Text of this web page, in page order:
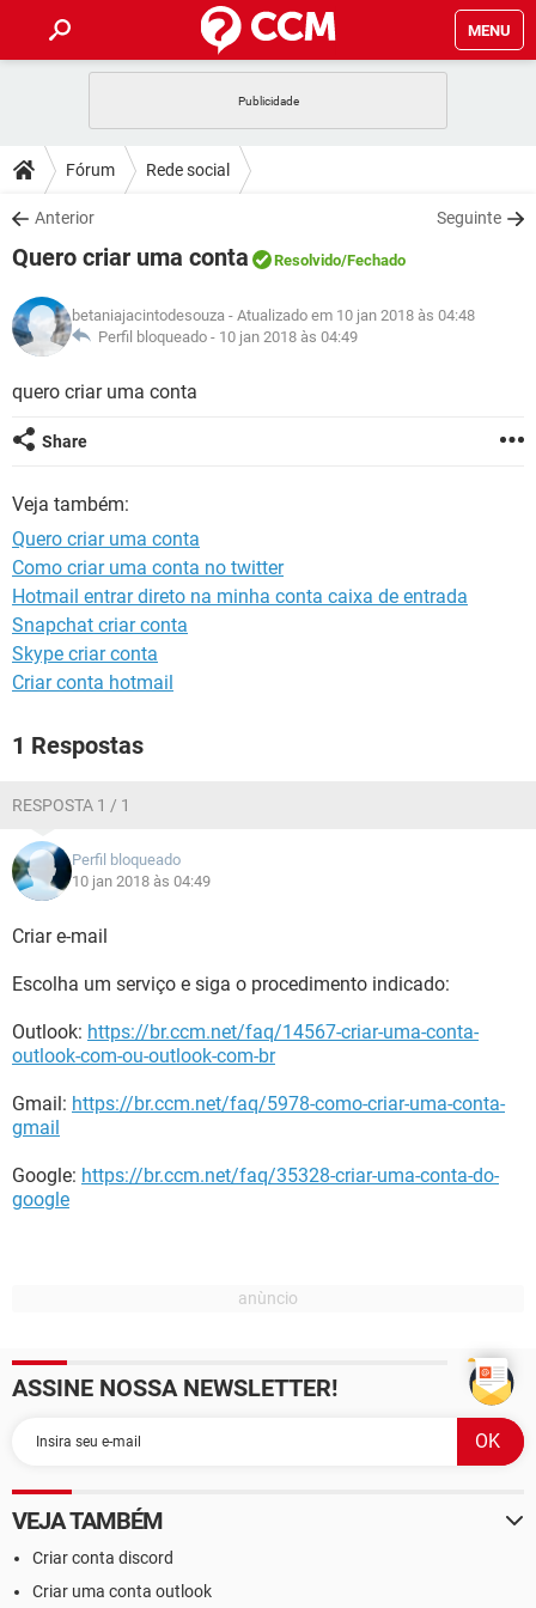
MENU
CELULAR
OUTLOOK
INSTAGRAM GMAIL
GUIA DE COMPRAS
DICAS
JOGOS
INSTAGRAM GMAIL
GUIA DE COMPRAS
DOWNLOADS
JOGOS WHATSAPP
CELULAR
OUTLOOK EXCEL
INSTAGRAM
FÓRUM
JOGOS WHATSAPP
CELULAR
OUTLOOK
INSTAGRAM
GLOSSÁRIO
INSTAGRAM
GUIA DE COMPRAS
Fórum Rede social
Anterior Seguinte
Quero criar uma conta Resolvido/Fechado
betaniajacintodesouza - Atualizado em 10 jan 2018 às 04:48
Perfil bloqueado - 10 jan 2018 às 04:49
quero criar uma conta
Share
Veja também:
Quero criar uma conta
Como criar uma conta no twitter
Hotmail entrar direto na minha conta caixa de entrada
Snapchat criar conta
Skype criar conta
Criar conta hotmail
1 Respostas
RESPOSTA 1 / 1
Perfil bloqueado
10 jan 2018 às 04:49
Criar e-mail
Escolha um serviço e siga o procedimento indicado:
Outlook: https://br.ccm.net/faq/14567-criar-uma-conta-
outlook-com-ou-outlook-com-br
Gmail: https://br.ccm.net/faq/5978-como-criar-uma-conta-
gmail
Google: https://br.ccm.net/faq/35328-criar-uma-conta-do-
google
ASSINE NOSSA NEWSLETTER!
VEJA TAMBÉM
Criar conta discord
Criar uma conta outlook